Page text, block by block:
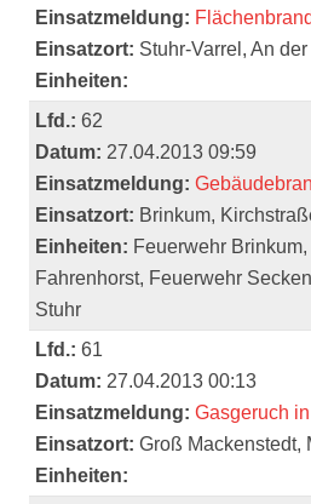
Einsatzmeldung: Flächenbrand
Einsatzort: Stuhr-Varrel, An
Einheiten:
Lfd.: 62
Datum: 27.04.2013 09:59
Einsatzmeldung:
Einsatzort: Brinkum,
Einheiten: Feuerwehr
Fahrenhorst, Feuerwehr
Stuhr
Lfd.: 61
Datum: 27.04.2013 00:13
Einsatzmeldung: Gasgeruch
Einsatzort: Groß Mackenstedt,
Einheiten: